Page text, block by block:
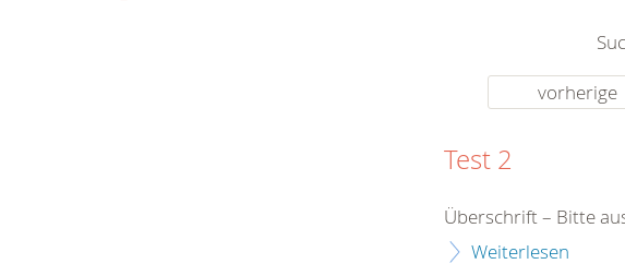
rund um die Uhr
vorherige
Test 2
Überschrift – Bitte
Weiterlesen